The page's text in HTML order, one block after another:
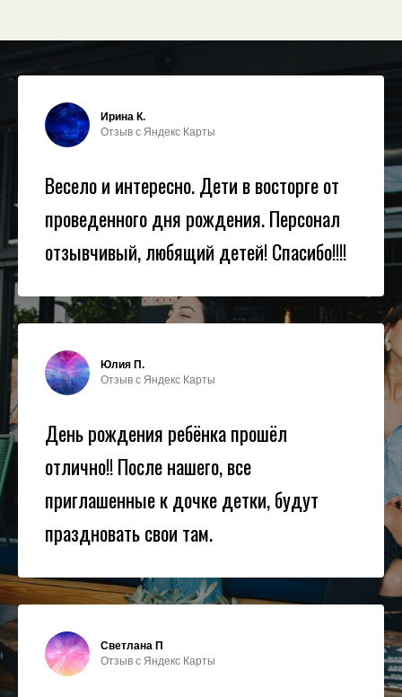
Ирина К.
Отзыв с Яндекс Карты
Весело и интересно. Дети в восторге от
проведенного дня рождения. Персонал
отзывчивый, любящий детей! Спасибо!!!!
Юлия П.
Отзыв с Яндекс Карты
День рождения ребёнка прошёл
отлично!! После нашего, все
приглашенные к дочке детки, будут
праздновать свои там.
Светлана П
Отзыв с Яндекс Карты